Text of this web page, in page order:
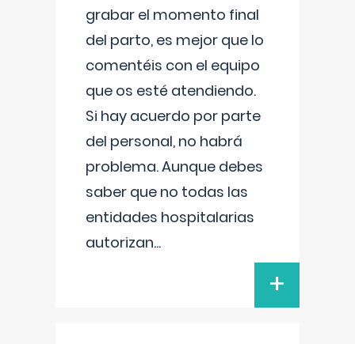
grabar el momento final
del parto, es mejor que lo
comentéis con el equipo
que os esté atendiendo.
Si hay acuerdo por parte
del personal, no habrá
problema. Aunque debes
saber que no todas las
entidades hospitalarias
autorizan...
+